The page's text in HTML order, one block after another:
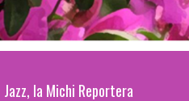
Jazz, la Michi Reportera